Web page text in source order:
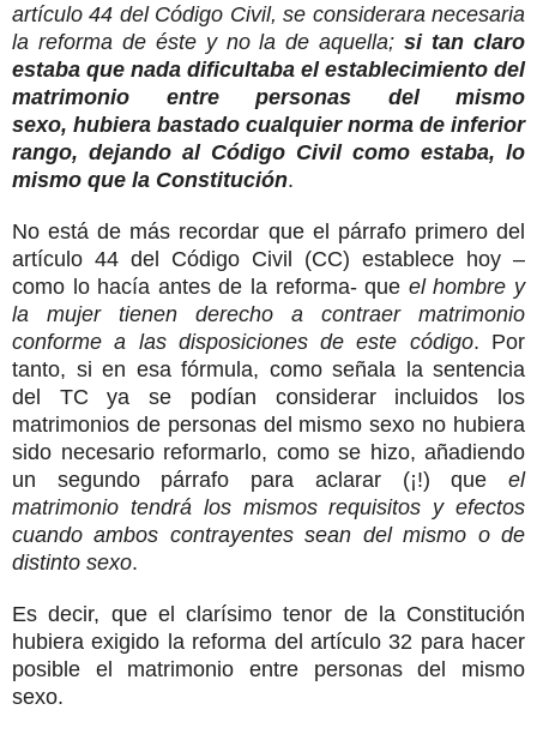
artículo 44 del Código Civil, se considerara necesaria
la reforma de éste y no la de aquella;si tan claro
estaba que nada dificultaba el establecimiento del
matrimonio entre personas del mismo
sexo, hubiera bastado cualquier norma de inferior
rango, dejando al Código Civil como estaba, lo
mismo que la Constitución.
No está de más recordar que el párrafo primero del
artículo 44 del Código Civil (CC) establece hoy –
como lo hacía antes de la reforma- que el hombre y
la mujer tienen derecho a contraer matrimonio
conforme a las disposiciones de este código. Por
tanto, si en esa fórmula, como señala la sentencia
del TC ya se podían considerar incluidos los
matrimonios de personas del mismo sexo no hubiera
sido necesario reformarlo, como se hizo, añadiendo
un segundo párrafo para aclarar (¡!) que el
matrimonio tendrá los mismos requisitos y efectos
cuando ambos contrayentes sean del mismo o de
distinto sexo.
Es decir, que el clarísimo tenor de la Constitución
hubiera exigido la reforma del artículo 32 para hacer
posible el matrimonio entre personas del mismo
sexo.